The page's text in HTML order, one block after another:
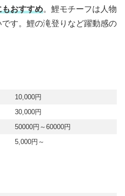
おすすめ。鯉モチーフは人物
す。鯉の滝登りなど躍動感の
10,000円
30,000円
50000円～60000円
5,000円～